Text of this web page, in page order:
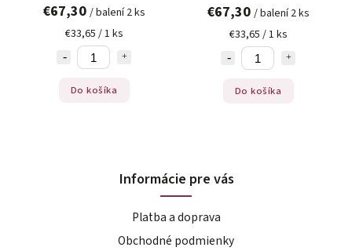
€67,30 / balení 2 ks
€33,65 / 1 ks
Do košíka
€67,30 / balení 2 ks
€33,65 / 1 ks
Do košíka
Informácie pre vás
Platba a doprava
Obchodné podmienky